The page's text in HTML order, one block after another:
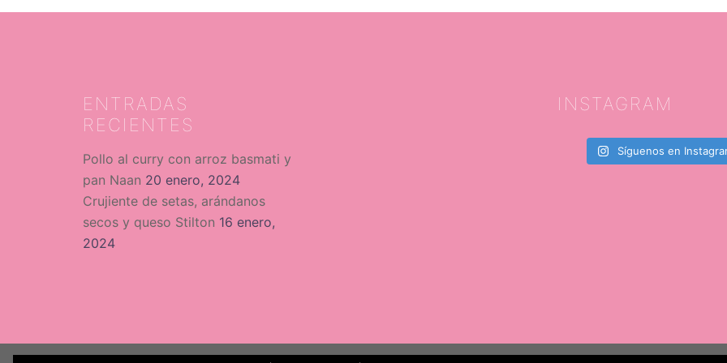
ENTRADAS
RECIENTES
Pollo al curry con arroz basmati y
pan Naan 20 enero, 2024
Crujiente de setas, arándanos
secos y queso Stilton 16 enero,
2024
INSTAGRAM
Síguenos en